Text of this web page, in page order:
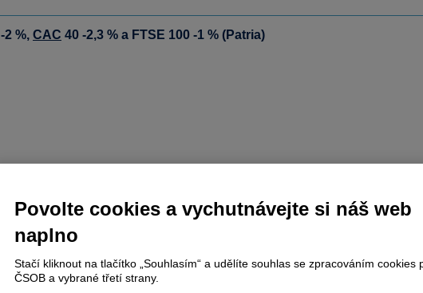
-2 %, CAC 40 -2,3 % a FTSE 100 -1 % (Patria)
Povolte cookies a vychutnávejte si náš web
naplno
Stačí kliknout na tlačítko „Souhlasím“ a udělíte souhlas se zpracováním cookies
ČSOB a vybrané třetí strany.